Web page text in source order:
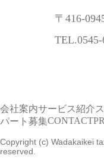
〒416-
会社案内サービス紹介
パート募集CONTACT
Copyright (c) Wadakaikei
reserved.